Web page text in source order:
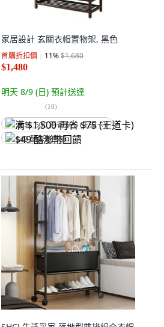
家居設計 玄關衣帽置物架, 黑色
首購折扣價 11%$1,680
$1,480
明天 8/9 (日) 預計送達
(10)
满 $1,500 再省 $75 (王道卡)
$49 酷澎幣回饋